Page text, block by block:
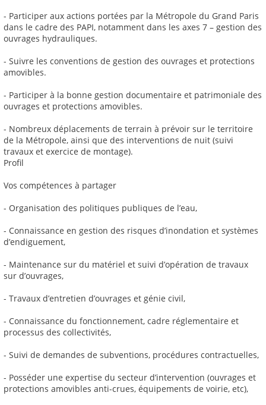
- Participer aux actions portées par la Métropole du Grand Paris
dans le cadre des PAPI, notamment dans les axes 7 – gestion des
ouvrages hydrauliques.
- Suivre les conventions de gestion des ouvrages et protections
amovibles.
- Participer à la bonne gestion documentaire et patrimoniale des
ouvrages et protections amovibles.
- Nombreux déplacements de terrain à prévoir sur le territoire
de la Métropole, ainsi que des interventions de nuit (suivi
travaux et exercice de montage).
Profil
Vos compétences à partager
- Organisation des politiques publiques de l’eau,
- Connaissance en gestion des risques d’inondation et systèmes
d’endiguement,
- Maintenance sur du matériel et suivi d’opération de travaux
sur d’ouvrages,
- Travaux d’entretien d’ouvrages et génie civil,
- Connaissance du fonctionnement, cadre réglementaire et
processus des collectivités,
- Suivi de demandes de subventions, procédures contractuelles,
- Posséder une expertise du secteur d’intervention (ouvrages et
protections amovibles anti-crues, équipements de voirie, etc),